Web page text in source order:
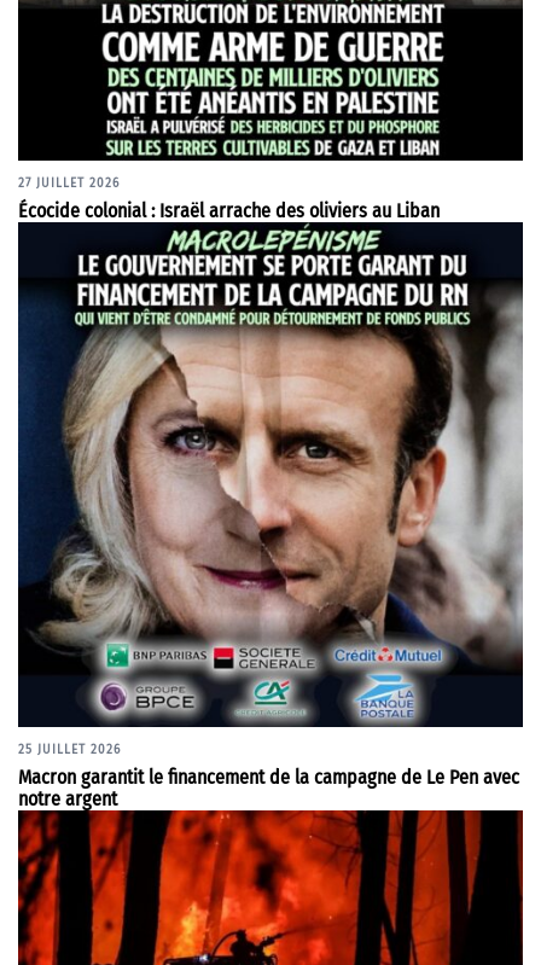
27 JUILLET 2026
Écocide colonial : Israël arrache des oliviers au Liban
25 JUILLET 2026
Macron garantit le financement de la campagne de Le Pen avec
notre argent